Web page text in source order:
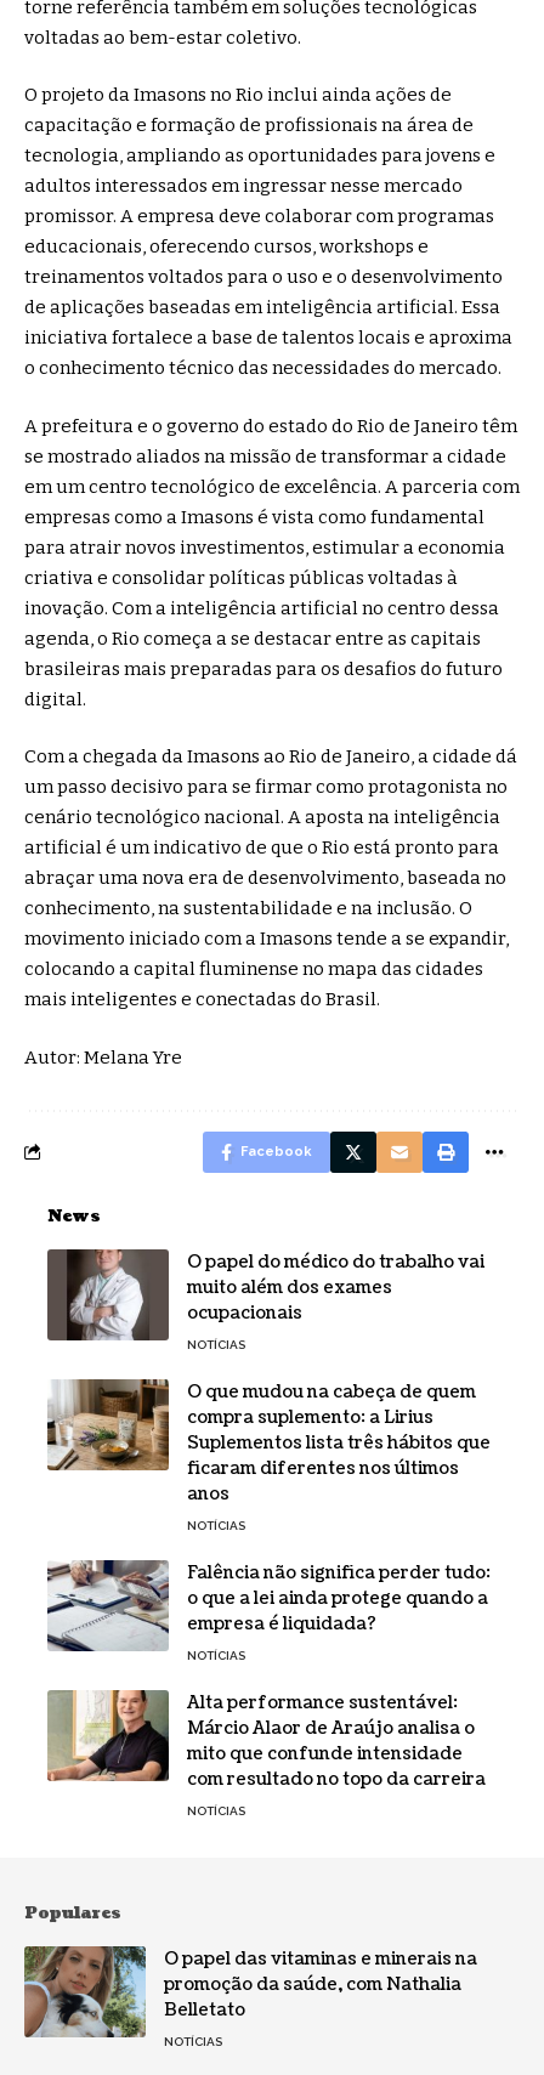
torne referência também em soluções tecnológicas
voltadas ao bem-estar coletivo.
O projeto da Imasons no Rio inclui ainda ações de
capacitação e formação de profissionais na área de
tecnologia, ampliando as oportunidades para jovens e
adultos interessados em ingressar nesse mercado
promissor. A empresa deve colaborar com programas
educacionais, oferecendo cursos, workshops e
treinamentos voltados para o uso e o desenvolvimento
de aplicações baseadas em inteligência artificial. Essa
iniciativa fortalece a base de talentos locais e aproxima
o conhecimento técnico das necessidades do mercado.
A prefeitura e o governo do estado do Rio de Janeiro têm
se mostrado aliados na missão de transformar a cidade
em um centro tecnológico de excelência. A parceria com
empresas como a Imasons é vista como fundamental
para atrair novos investimentos, estimular a economia
criativa e consolidar políticas públicas voltadas à
inovação. Com a inteligência artificial no centro dessa
agenda, o Rio começa a se destacar entre as capitais
brasileiras mais preparadas para os desafios do futuro
digital.
Com a chegada da Imasons ao Rio de Janeiro, a cidade dá
um passo decisivo para se firmar como protagonista no
cenário tecnológico nacional. A aposta na inteligência
artificial é um indicativo de que o Rio está pronto para
abraçar uma nova era de desenvolvimento, baseada no
conhecimento, na sustentabilidade e na inclusão. O
movimento iniciado com a Imasons tende a se expandir,
colocando a capital fluminense no mapa das cidades
mais inteligentes e conectadas do Brasil.
Autor: Melana Yre
Facebook
News
O papel do médico do trabalho vai
muito além dos exames
ocupacionais
NOTÍCIAS
O que mudou na cabeça de quem
compra suplemento: a Lirius
Suplementos lista três hábitos que
ficaram diferentes nos últimos
anos
NOTÍCIAS
Falência não significa perder tudo:
o que a lei ainda protege quando a
empresa é liquidada?
NOTÍCIAS
Alta performance sustentável:
Márcio Alaor de Araújo analisa o
mito que confunde intensidade
com resultado no topo da carreira
NOTÍCIAS
Populares
O papel das vitaminas e minerais na
promoção da saúde, com Nathalia
Belletato
NOTÍCIAS